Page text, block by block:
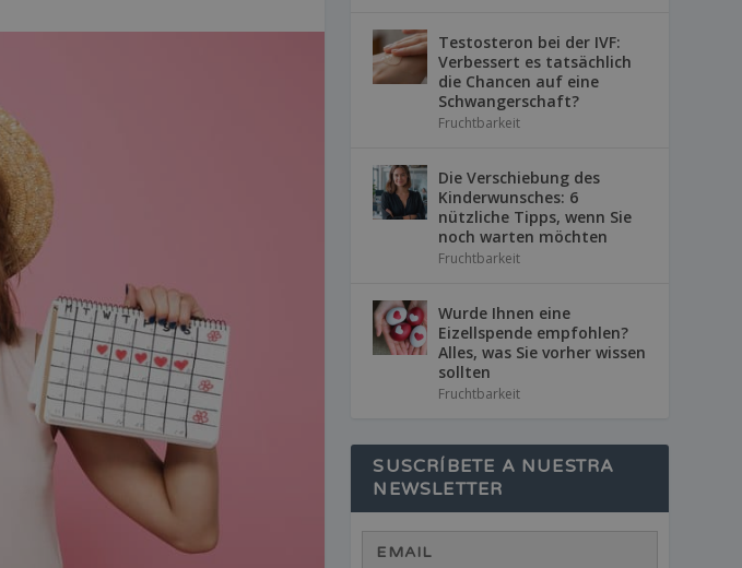
Testosteron bei der IVF:
Verbessert es tatsächlich
die Chancen auf eine
Schwangerschaft?
Fruchtbarkeit
Die Verschiebung des
Kinderwunsches: 6
nützliche Tipps, wenn Sie
noch warten möchten
Fruchtbarkeit
Wurde Ihnen eine
Eizellspende empfohlen?
Alles, was Sie vorher wissen
sollten
Fruchtbarkeit
SUSCRÍBETE A NUESTRA
NEWSLETTER